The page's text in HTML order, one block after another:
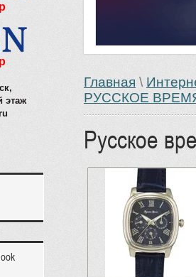
Главная \
РУССКОЕ
Русское
этаж